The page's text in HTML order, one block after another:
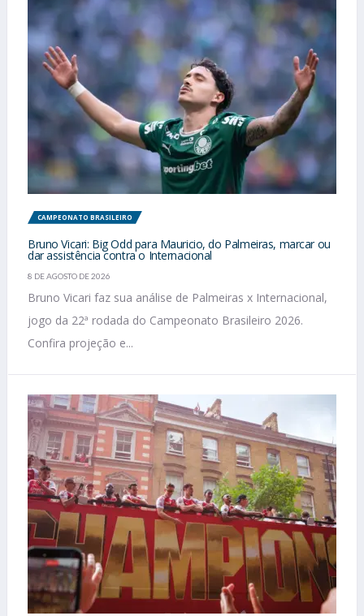
CAMPEONATO BRASILEIRO
Bruno Vicari: Big Odd para Mauricio, do Palmeiras, marcar ou
dar assistência contra o Internacional
8 DE AGOSTO DE 2026
Bruno Vicari faz sua análise de Palmeiras x Internacional,
jogo da 22ª rodada do Campeonato Brasileiro 2026.
Confira projeção e...